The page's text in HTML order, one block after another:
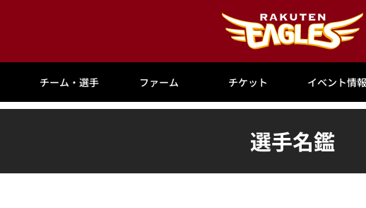
チーム・選手 ファーム チケット イベント情報
選手名鑑